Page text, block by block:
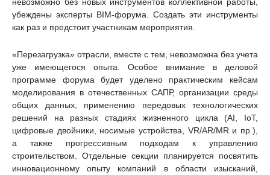
убеждены эксперты BIM-форума. Создать эти инструменты
как раз и предстоит участникам мероприятия.
«Перезагрузка» отрасли, вместе с тем, невозможна без учета
уже имеющегося опыта. Особое внимание в деловой
программе форума будет уделено практическим кейсам
моделирования в отечественных САПР, организации среды
общих данных, применению передовых технологических
решений на разных стадиях жизненного цикла (AI, IoT,
цифровые двойники, носимые устройства, VR/AR/MR и пр.),
а также прогрессивным подходам к управлению
строительством. Отдельные секции планируется посвятить
инновационному опыту компаний в области изысканий,